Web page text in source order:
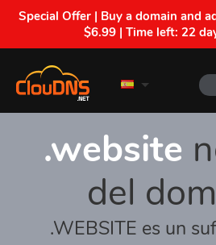
Special Offer | Buy a domain and
$6.99 | Time left: 22
.website
del
.WEBSITE es un